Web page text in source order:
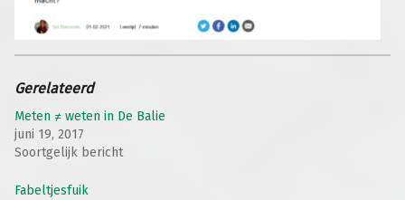
Gerelateerd
Meten ≠ weten in De Balie
juni 19, 2017
Soortgelijk bericht
Fabeltjesfuik